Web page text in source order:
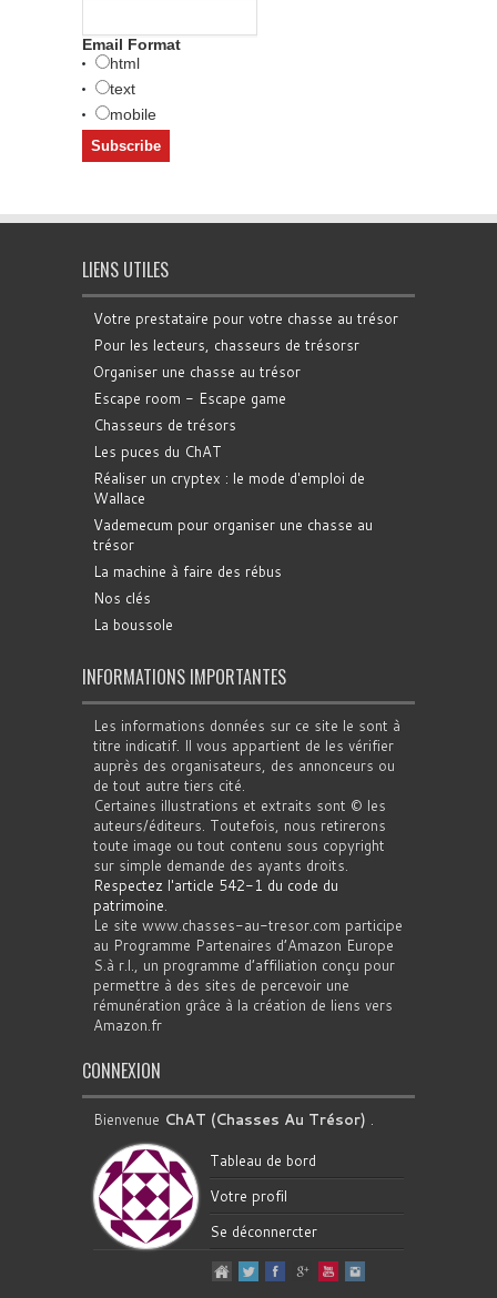
Email Format
html
text
mobile
LIENS UTILES
Votre prestataire pour votre chasse au trésor
Pour les lecteurs, chasseurs de trésorsr
Organiser une chasse au trésor
Escape room - Escape game
Chasseurs de trésors
Les puces du ChAT
Réaliser un cryptex : le mode d'emploi de
Wallace
Vademecum pour organiser une chasse au
trésor
La machine à faire des rébus
Nos clés
La boussole
INFORMATIONS IMPORTANTES
Les informations données sur ce site le sont à
titre indicatif. Il vous appartient de les vérifier
auprès des organisateurs, des annonceurs ou
de tout autre tiers cité.
Certaines illustrations et extraits sont © les
auteurs/éditeurs. Toutefois, nous retirerons
toute image ou tout contenu sous copyright
sur simple demande des ayants droits.
Respectez l'article 542-1 du code du
patrimoine
Le site www.chasses-au-tresor.com participe
au Programme Partenaires d’Amazon Europe
S.à r.l., un programme d’affiliation conçu pour
permettre à des sites de percevoir une
rémunération grâce à la création de liens vers
Amazon.fr
CONNEXION
Bienvenue ChAT (Chasses Au Trésor)
Tableau de bord
Votre profil
Se déconnercter